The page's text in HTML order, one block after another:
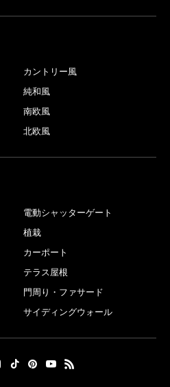
カントリー風
純和風
南欧風
北欧風
電動シャッターゲート
植栽
カーポート
テラス屋根
門周り・ファサード
サイディングウォール